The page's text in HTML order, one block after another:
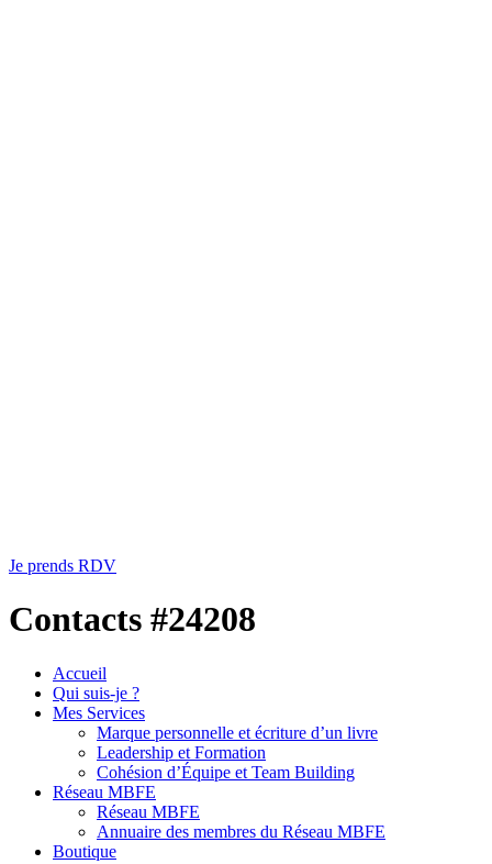
Je prends RDV
Contacts #24208
Accueil
Qui suis-je ?
Mes Services
Marque personnelle et écriture d’un livre
Leadership et Formation
Cohésion d’Équipe et Team Building
Réseau MBFE
Réseau MBFE
Annuaire des membres du Réseau MBFE
Boutique